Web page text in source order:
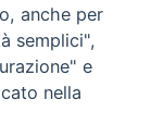
anche per
semplici",
e
nella